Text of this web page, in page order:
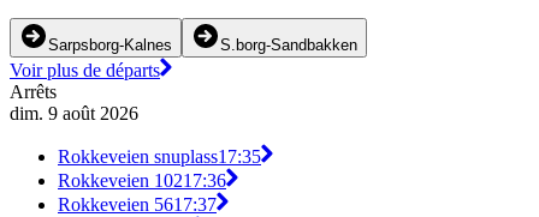
Sarpsborg-Kalnes S.borg-Sandbakken
Voir plus de départs
Arrêts
dim. 9 août 2026
Rokkeveien snuplass17:35
Rokkeveien 10217:36
Rokkeveien 5617:37